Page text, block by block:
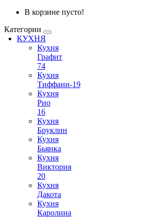
В корзине пусто!
Категории
КУХНЯ
Кухня
Графит
74
Кухня
Тиффани-19
Кухня
Рио
16
Кухня
Бруклин
Кухня
Бьянка
Кухня
Виктория
20
Кухня
Дакота
Кухня
Каролина